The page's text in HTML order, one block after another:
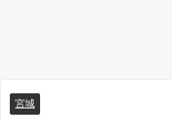
宮城